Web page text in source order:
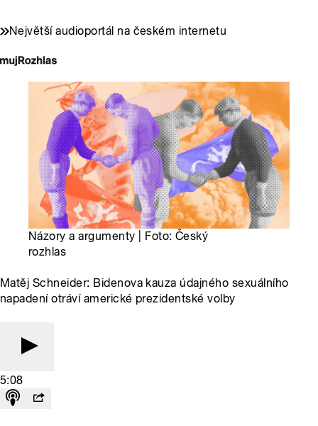
Největší audioportál na českém internetu
Názory a argumenty | Foto: Český
rozhlas
Matěj Schneider: Bidenova kauza údajného sexuálního
napadení otráví americké prezidentské volby
5:08